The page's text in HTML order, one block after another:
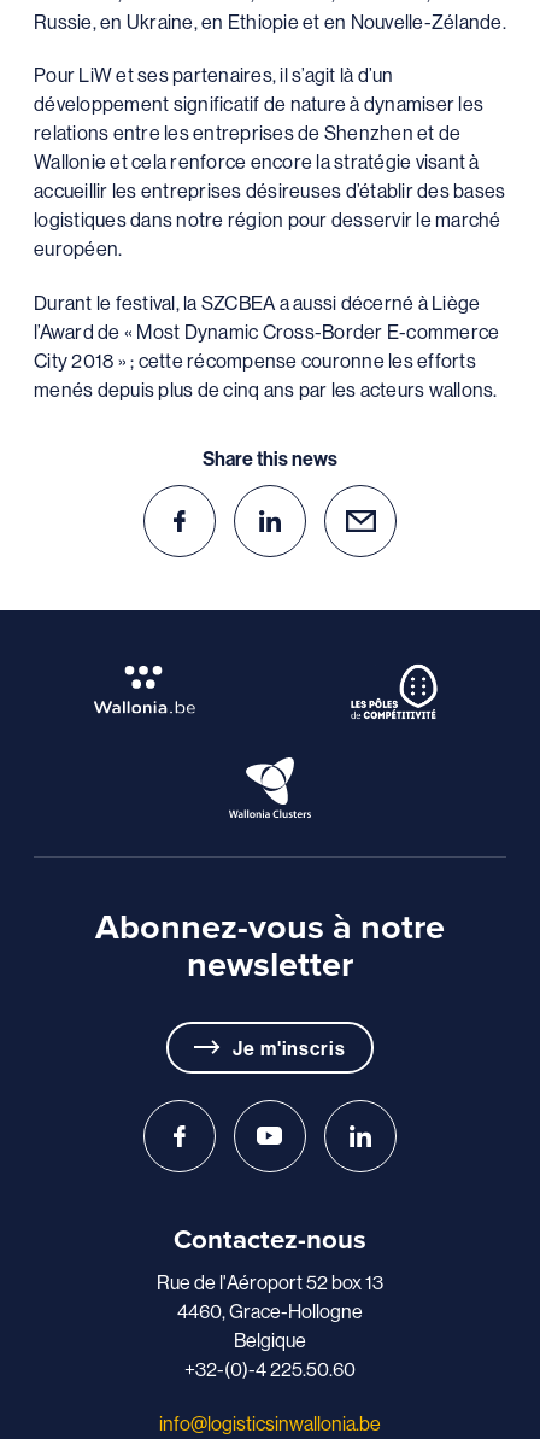
Russie, en Ukraine, en Ethiopie et en Nouvelle-Zélande.
Pour LiW et ses partenaires, il s’agit là d’un
développement significatif de nature à dynamiser les
relations entre les entreprises de Shenzhen et de
Wallonie et cela renforce encore la stratégie visant à
accueillir les entreprises désireuses d’établir des bases
logistiques dans notre région pour desservir le marché
européen.
Durant le festival, la SZCBEA a aussi décerné à Liège
l’Award de « Most Dynamic Cross-Border E-commerce
City 2018 » ; cette récompense couronne les efforts
menés depuis plus de cinq ans par les acteurs wallons.
Share this news
Abonnez-vous à notre
newsletter
Je m'inscris
Contactez-nous
Rue de l'Aéroport 52 box 13
4460, Grace-Hollogne
Belgique
+32-(0)-4 225.50.60
info@logisticsinwallonia.be